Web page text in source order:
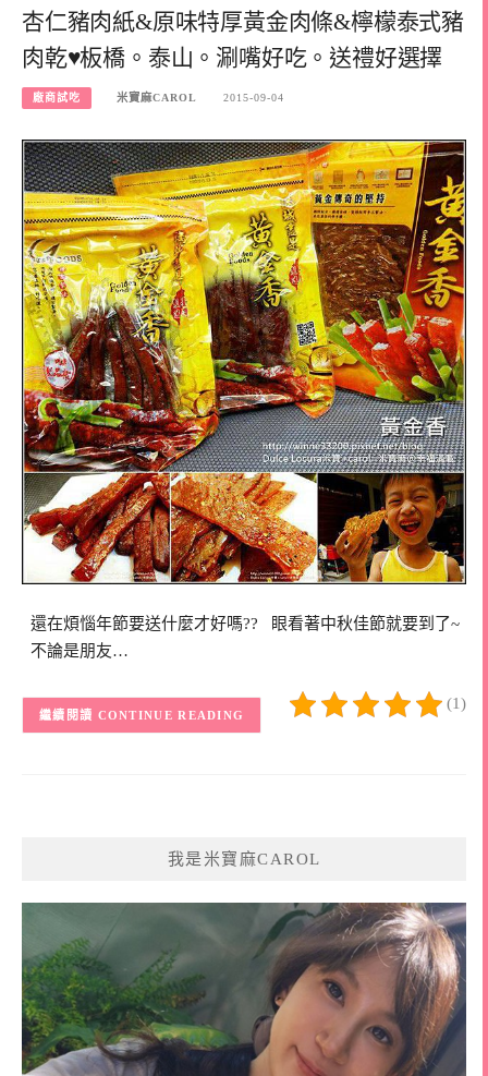
杏仁豬肉紙&原味特厚黃金肉條&檸檬泰式豬
肉乾♥板橋。泰山。涮嘴好吃。送禮好選擇
廠商試吃 米寶麻CAROL 2015-09-04
還在煩惱年節要送什麼才好嗎?? 眼看著中秋佳節就要到了~
不論是朋友…
(1)
CONTINUE READING
我是米寶麻CAROL